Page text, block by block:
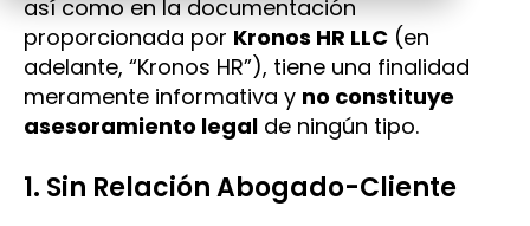
así como en la documentación
proporcionada por Kronos HR LLC (en
adelante, “Kronos HR”), tiene una finalidad
meramente informativa y no constituye
asesoramiento legal de ningún tipo.
1. Sin Relación Abogado-Cliente